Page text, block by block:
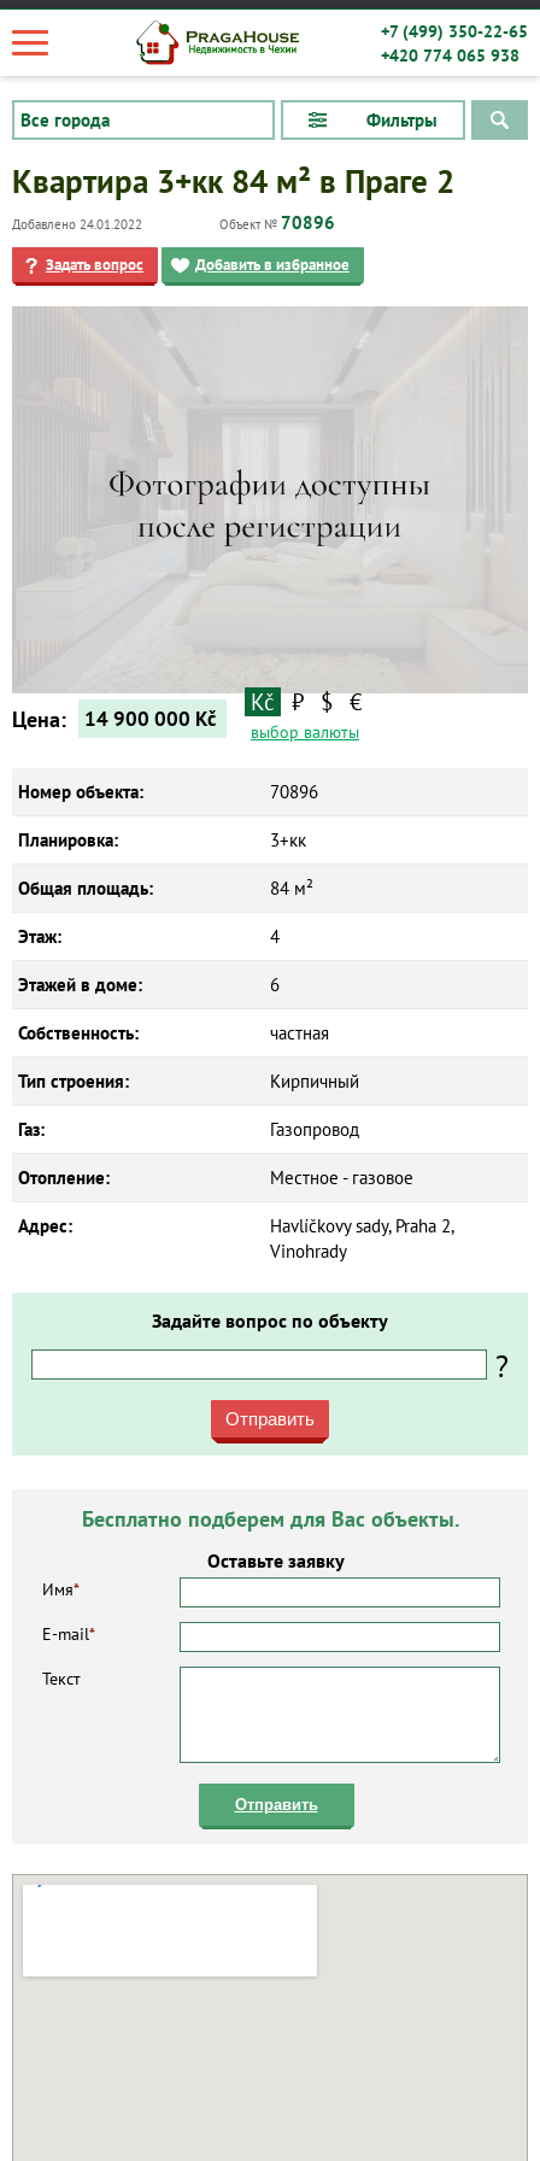
+7 (499) 350-22-65
+420 774 065 938
Фильтры
Квартира 3+кк 84 м² в Праге 2
Добавлено 24.01.2022 Объект № 70896
Задать вопрос Добавить в избранное
Цена: 14 900 000 Kč
Kč ₽ $ €
выбор валюты
Номер объекта: 70896
Планировка: 3+кк
Общая площадь: 84 м²
Этаж: 4
Этажей в доме: 6
Собственность: частная
Тип строения: Кирпичный
Газ: Газопровод
Отопление: Местное - газовое
Адрес:
Havlíčkovy sady, Praha 2,
Vinohrady
Задайте вопрос по объекту
?
Отправить
Бесплатно подберем для Вас объекты.
Оставьте заявку
Имя*
E-mail*
Текст
Отправить